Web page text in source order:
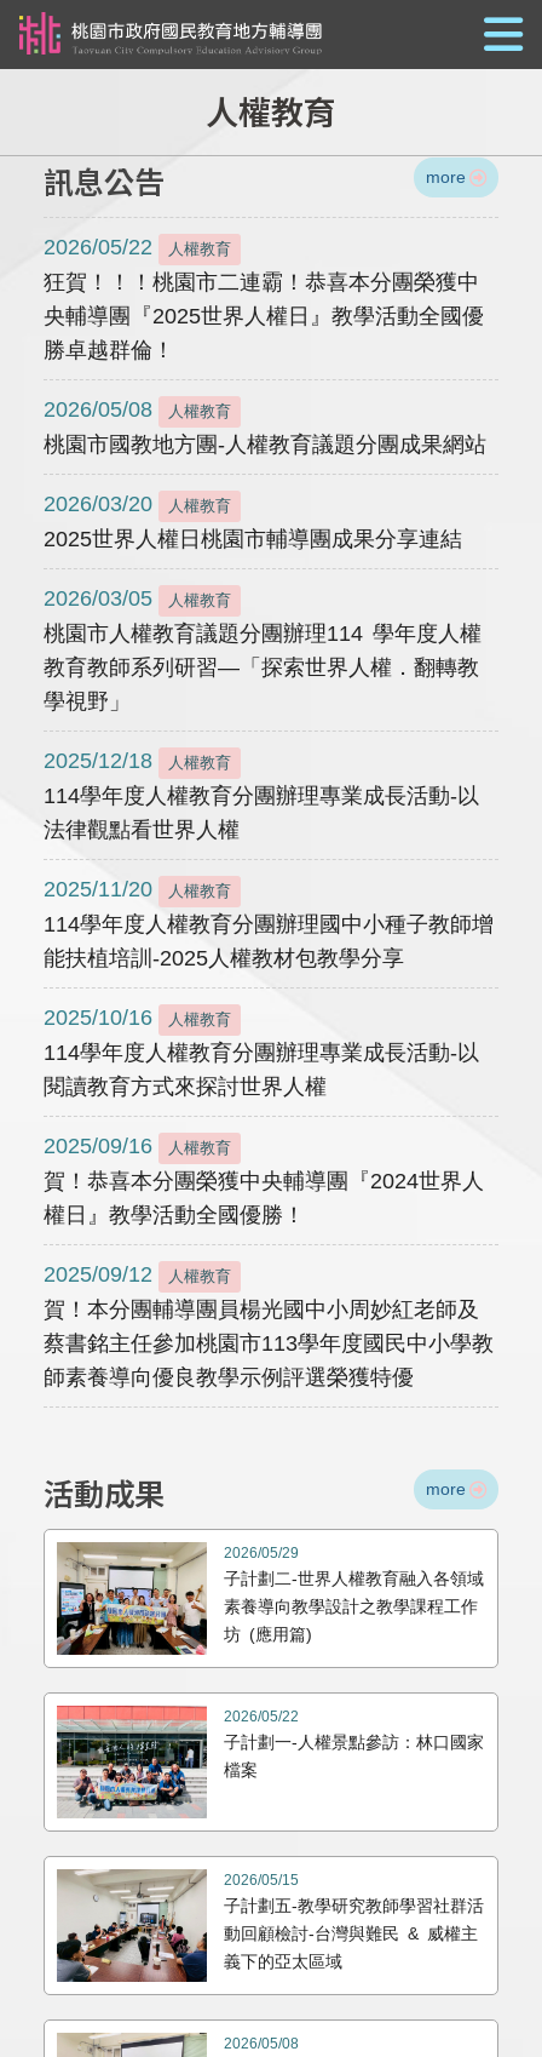
人權教育
訊息公告 more
2026/05/22 人權教育
狂賀！！！桃園市二連霸！恭喜本分團榮獲中
央輔導團『2025世界人權日』教學活動全國優
勝卓越群倫！
2026/05/08 人權教育
桃園市國教地方團-人權教育議題分團成果網站
2026/03/20 人權教育
2025世界人權日桃園市輔導團成果分享連結
2026/03/05 人權教育
桃園市人權教育議題分團辦理114 學年度人權
教育教師系列研習—「探索世界人權．翻轉教
學視野」
2025/12/18 人權教育
114學年度人權教育分團辦理專業成長活動-以
法律觀點看世界人權
2025/11/20 人權教育
114學年度人權教育分團辦理國中小種子教師增
能扶植培訓-2025人權教材包教學分享
2025/10/16 人權教育
114學年度人權教育分團辦理專業成長活動-以
閱讀教育方式來探討世界人權
2025/09/16 人權教育
賀！恭喜本分團榮獲中央輔導團『2024世界人
權日』教學活動全國優勝！
2025/09/12 人權教育
賀！本分團輔導團員楊光國中小周妙紅老師及
蔡書銘主任參加桃園市113學年度國民中小學教
師素養導向優良教學示例評選榮獲特優
活動成果 more
2026/05/29
子計劃二-世界人權教育融入各領域
素養導向教學設計之教學課程工作
坊 (應用篇)
2026/05/22
子計劃一-人權景點參訪：林口國家
檔案
2026/05/15
子計劃五-教學研究教師學習社群活
動回顧檢討-台灣與難民 & 威權主
義下的亞太區域
2026/05/08